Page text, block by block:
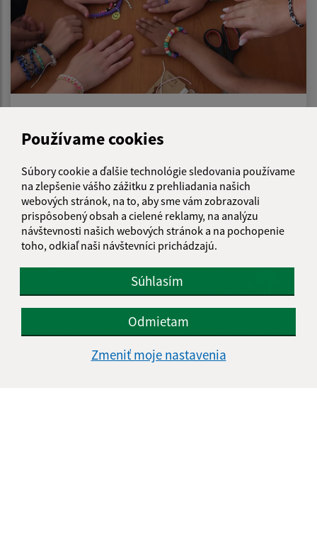
Používame cookies
Súbory cookie a ďalšie technológie sledovania používame
na zlepšenie vášho zážitku z prehliadania našich
webových stránok, na to, aby sme vám zobrazovali
prispôsobený obsah a cielené reklamy, na analýzu
návštevnosti našich webových stránok a na pochopenie
toho, odkiaľ naši návštevníci prichádzajú.
Súhlasím
Odmietam
Zmeniť moje nastavenia
Korálkový deň